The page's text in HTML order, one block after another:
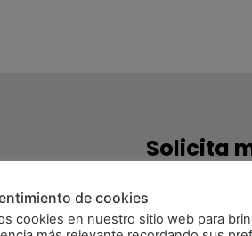
Solicita
de cookies
cookies en nuestro sitio web para